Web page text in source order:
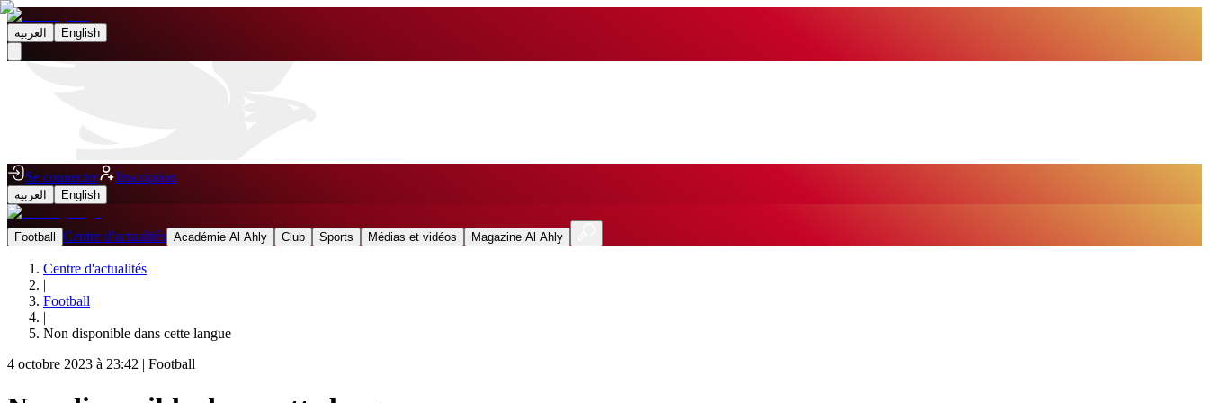
العربية English
Se connecter Inscription
العربية English
Football Centre d'actualités Académie Al Ahly Club Sports Médias et vidéos Magazine Al Ahly
Centre d'actualités
|
Football
|
Non disponible dans cette langue
4 octobre 2023 à 23:42 | Football